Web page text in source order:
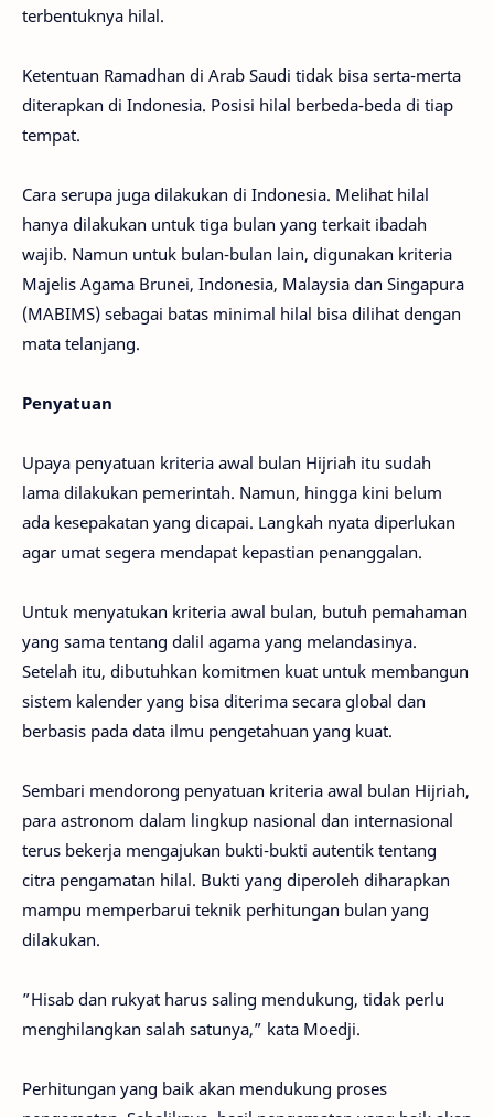
terbentuknya hilal.
Ketentuan Ramadhan di Arab Saudi tidak bisa serta-merta
diterapkan di Indonesia. Posisi hilal berbeda-beda di tiap
tempat.
Cara serupa juga dilakukan di Indonesia. Melihat hilal
hanya dilakukan untuk tiga bulan yang terkait ibadah
wajib. Namun untuk bulan-bulan lain, digunakan kriteria
Majelis Agama Brunei, Indonesia, Malaysia dan Singapura
(MABIMS) sebagai batas minimal hilal bisa dilihat dengan
mata telanjang.
Penyatuan
Upaya penyatuan kriteria awal bulan Hijriah itu sudah
lama dilakukan pemerintah. Namun, hingga kini belum
ada kesepakatan yang dicapai. Langkah nyata diperlukan
agar umat segera mendapat kepastian penanggalan.
Untuk menyatukan kriteria awal bulan, butuh pemahaman
yang sama tentang dalil agama yang melandasinya.
Setelah itu, dibutuhkan komitmen kuat untuk membangun
sistem kalender yang bisa diterima secara global dan
berbasis pada data ilmu pengetahuan yang kuat.
Sembari mendorong penyatuan kriteria awal bulan Hijriah,
para astronom dalam lingkup nasional dan internasional
terus bekerja mengajukan bukti-bukti autentik tentang
citra pengamatan hilal. Bukti yang diperoleh diharapkan
mampu memperbarui teknik perhitungan bulan yang
dilakukan.
”Hisab dan rukyat harus saling mendukung, tidak perlu
menghilangkan salah satunya,” kata Moedji.
Perhitungan yang baik akan mendukung proses